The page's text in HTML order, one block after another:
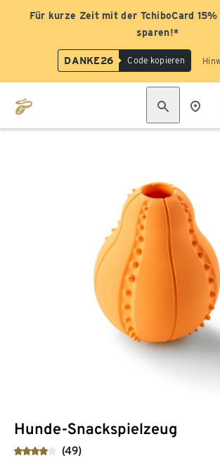
Für kurze Zeit mit der TchiboCard
sparen!*
DANKE26 Code kopieren
Hunde-Snackspielzeug
(49)